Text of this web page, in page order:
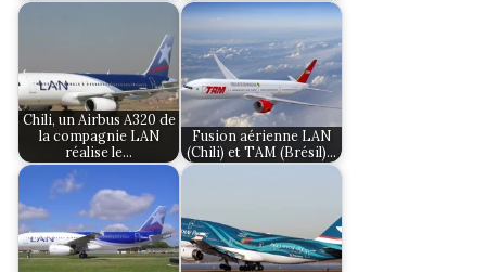
Chili, un Airbus A320 de
la compagnie LAN
réalise le…
Fusion aérienne LAN
(Chili) et TAM (Brésil)…